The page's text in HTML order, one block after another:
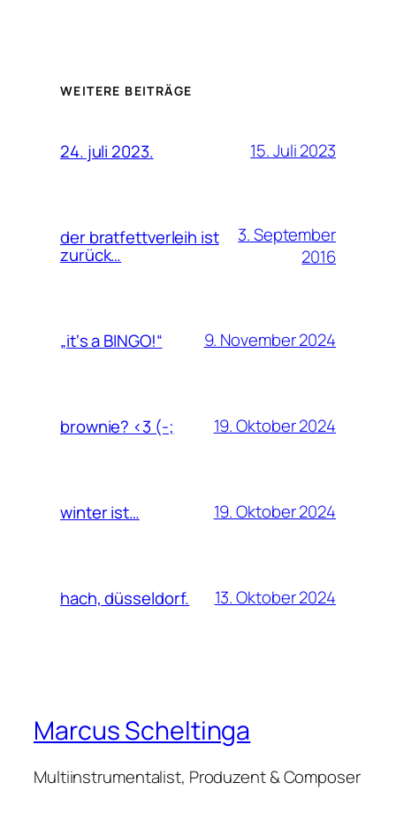
WEITERE BEITRÄGE
24. juli 2023. 15. Juli 2023
der bratfettverleih ist
zurück…
3. September
2016
„it‘s a BINGO!“ 9. November 2024
brownie? <3 (-; 19. Oktober 2024
winter ist… 19. Oktober 2024
hach, düsseldorf. 13. Oktober 2024
Marcus Scheltinga
Multiinstrumentalist, Produzent & Composer